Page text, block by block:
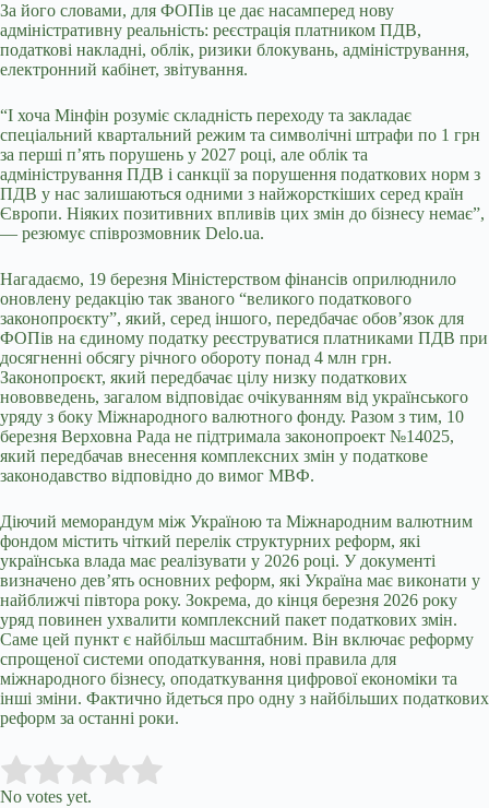
За його словами, для ФОПів це дає насамперед нову
адміністративну реальність: реєстрація платником ПДВ,
податкові накладні, облік, ризики блокувань, адміністрування,
електронний кабінет, звітування.
“І хоча Мінфін розуміє складність переходу та закладає
спеціальний квартальний режим та символічні штрафи по 1 грн
за перші п’ять порушень у 2027 році, але облік та
адміністрування ПДВ і санкції за порушення податкових норм з
ПДВ у нас залишаються одними з найжорсткіших серед країн
Європи. Ніяких позитивних впливів цих змін до бізнесу немає”,
— резюмує співрозмовник Delo.ua.
Нагадаємо, 19 березня Міністерством фінансів оприлюднило
оновлену редакцію так званого “великого податкового
законопроєкту”, який, серед іншого, передбачає обов’язок для
ФОПів на єдиному податку реєструватися платниками ПДВ при
досягненні обсягу річного обороту понад 4 млн грн.
Законопроєкт, який передбачає цілу низку податкових
нововведень, загалом відповідає очікуванням від українського
уряду з боку Міжнародного валютного фонду. Разом з тим, 10
березня Верховна Рада не підтримала законопроект №14025,
який передбачав внесення комплексних змін у податкове
законодавство відповідно до вимог МВФ.
Діючий меморандум між Україною та Міжнародним валютним
фондом містить чіткий перелік структурних реформ, які
українська влада має реалізувати у 2026 році. У документі
визначено дев’ять основних реформ, які Україна має виконати у
найближчі півтора року. Зокрема, до кінця березня 2026 року
уряд повинен ухвалити комплексний пакет податкових змін.
Саме цей пункт є найбільш масштабним. Він включає реформу
спрощеної системи оподаткування, нові правила для
міжнародного бізнесу, оподаткування цифрової економіки та
інші зміни. Фактично йдеться про одну з найбільших податкових
реформ за останні роки.
Rate this item:
No votes yet.